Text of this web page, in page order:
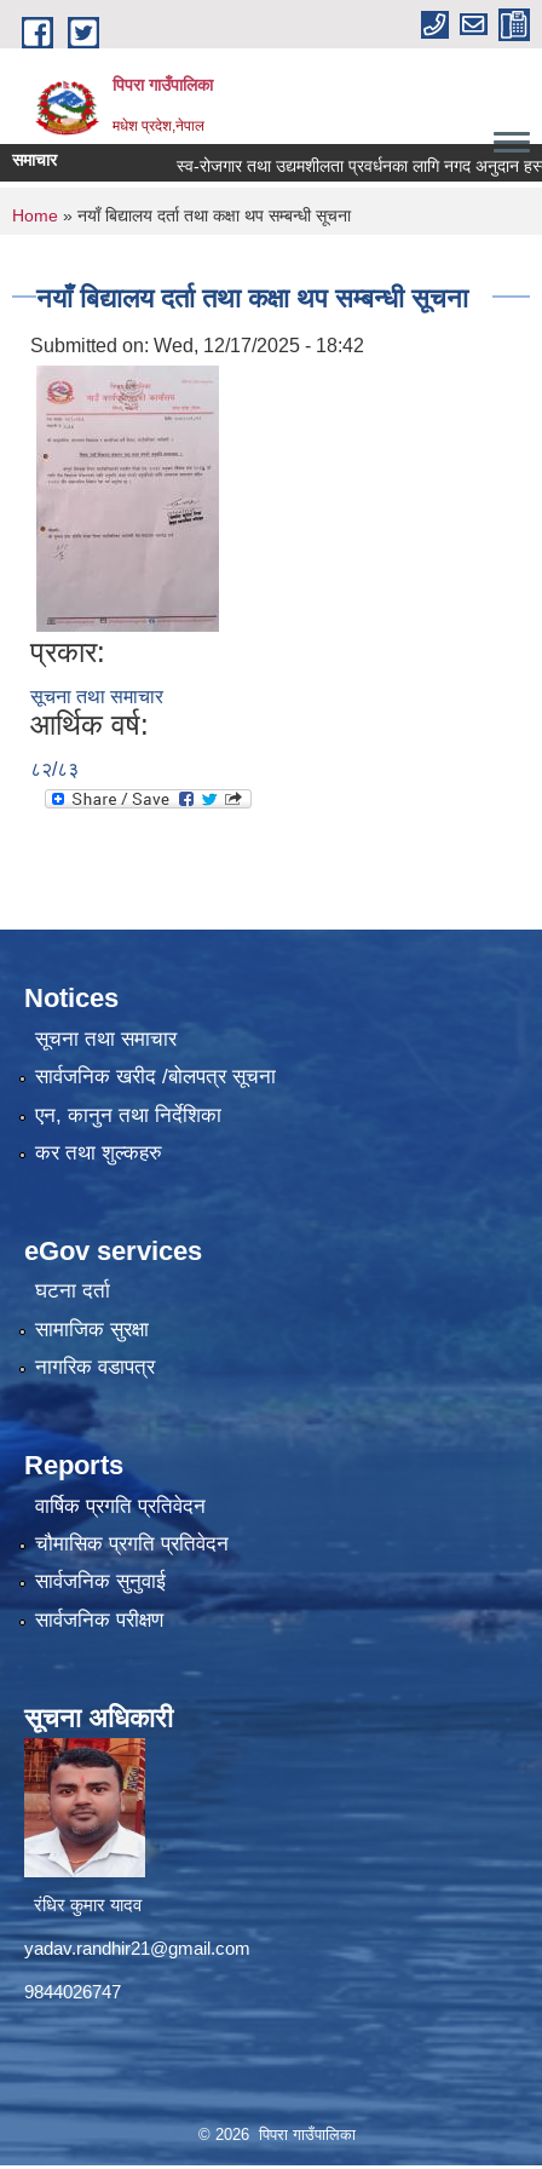
Skip to main content
पिपरा गाउँपालिका
मधेश प्रदेश,नेपाल
समाचार स्व-रोजगार तथा उद्यमशीलता प्रवर्धनका लागि नगद अनुदान
You are here
Home » नयाँ बिद्यालय दर्ता तथा कक्षा थप सम्बन्धी सूचना
नयाँ बिद्यालय दर्ता तथा कक्षा थप सम्बन्धी सूचना
Submitted on: Wed, 12/17/2025 - 18:42
प्रकार:
सूचना तथा समाचार
आर्थिक वर्ष:
८२/८३
Notices
सूचना तथा समाचार
सार्वजनिक खरीद /बोलपत्र सूचना
एन, कानुन तथा निर्देशिका
कर तथा शुल्कहरु
eGov services
घटना दर्ता
सामाजिक सुरक्षा
नागरिक वडापत्र
Reports
वार्षिक प्रगति प्रतिवेदन
चौमासिक प्रगति प्रतिवेदन
सार्वजनिक सुनुवाई
सार्वजनिक परीक्षण
सूचना अधिकारी
रंधिर कुमार यादव
yadav.randhir21@gmail.com
9844026747
© 2026 पिपरा गाउँपालिका